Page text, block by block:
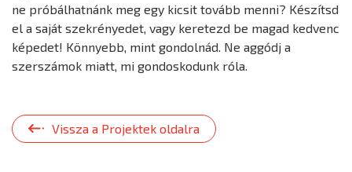
ne próbálhatnánk meg egy kicsit tovább menni? Készítsd
el a saját szekrényedet, vagy keretezd be magad kedvenc
képedet! Könnyebb, mint gondolnád. Ne aggódj a
szerszámok miatt, mi gondoskodunk róla.
Vissza a Projektek oldalra